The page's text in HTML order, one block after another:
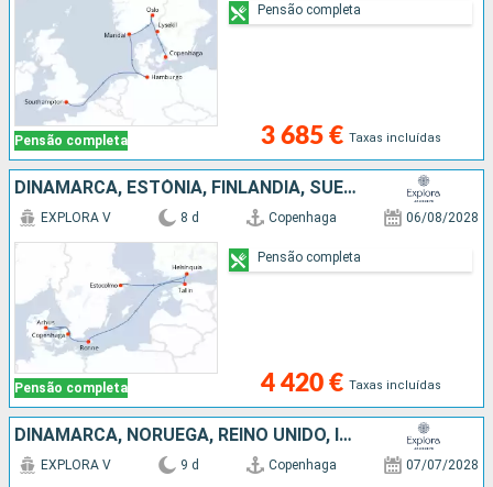
Pensão completa 3 685 € Taxas incluídas
Pensão completa
DINAMARCA, ESTÓNIA, FINLÂNDIA, SUÉCIA
Pensão completa
EXPLORA V 8 d Copenhaga 06/08/2028
4 420 € Taxas incluídas
Pensão completa
DINAMARCA, NORUEGA, REINO UNIDO, ISLÂNDIA
EXPLORA V 9 d Copenhaga 07/07/2028